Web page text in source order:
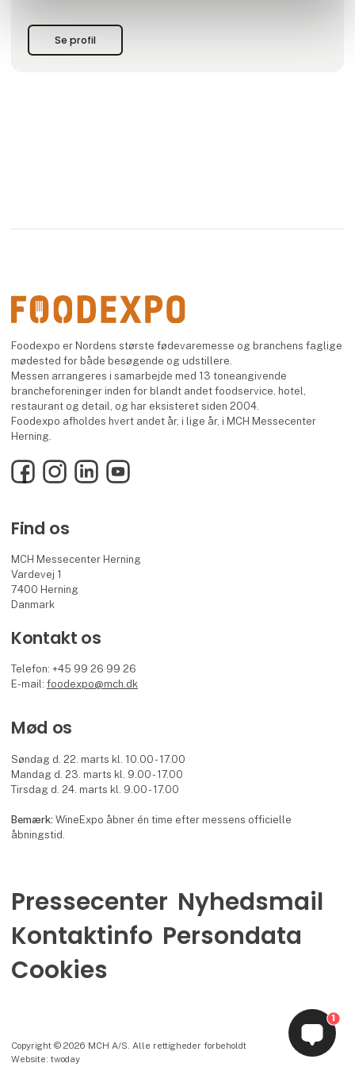
for vores fag. Når du vælger os, vælger du: Godt håndværk,
lækker smag og kvalit
Se profil
Foodexpo er Nordens største fødevaremesse og branchens faglige
mødested for både besøgende og udstillere.
Messen arrangeres i samarbejde med 13 toneangivende
brancheforeninger inden for blandt andet foodservice, hotel,
restaurant og detail, og har eksisteret siden 2004.
Foodexpo afholdes hvert andet år, i lige år, i MCH Messecenter
Herning.
FacebookInstagramLinkedInYouTube
Find os
MCH Messecenter Herning
Vardevej 1
7400 Herning
Danmark
Kontakt os
Telefon: +45 99 26 99 26
E-mail:foodexpo@mch.dk
Mød os
Søndag d. 22. marts kl. 10.00 - 17.00
Mandag d. 23. marts kl. 9.00 - 17.00
Tirsdag d. 24. marts kl. 9.00 - 17.00
Bemærk:WineExpo åbner én time efter messens officielle
åbningstid.
Pressecenter Nyhedsmail
Kontaktinfo Persondata
Cookies
Copyright © 2026 MCH A/S. Alle rettigheder forbeholdt
Website: twoday
1